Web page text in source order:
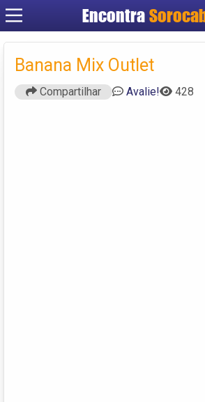
Encontra
Cadastrar
Criar conta
Banana Mix Outlet
Compartilhar Avalie! 428